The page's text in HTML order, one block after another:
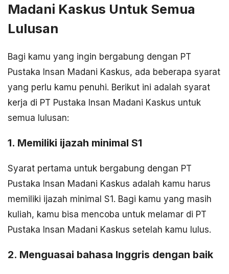
Madani Kaskus Untuk Semua
Lulusan
Bagi kamu yang ingin bergabung dengan PT
Pustaka Insan Madani Kaskus, ada beberapa syarat
yang perlu kamu penuhi. Berikut ini adalah syarat
kerja di PT Pustaka Insan Madani Kaskus untuk
semua lulusan:
1. Memiliki ijazah minimal S1
Syarat pertama untuk bergabung dengan PT
Pustaka Insan Madani Kaskus adalah kamu harus
memiliki ijazah minimal S1. Bagi kamu yang masih
kuliah, kamu bisa mencoba untuk melamar di PT
Pustaka Insan Madani Kaskus setelah kamu lulus.
2. Menguasai bahasa Inggris dengan baik